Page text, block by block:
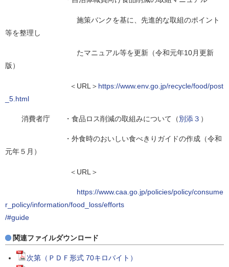
施策バンクを基に、先進的な取組のポイント
等を整理し
たマニュアル等を更新（令和元年10月更新
版）
＜URL＞ https://www.env.go.jp/recycle/food/post
_5.html
消費者庁 ・食品ロス削減の取組みについて（別添３ ）
・外食時のおいしい食べきりガイドの作成（令和
元年５月）
＜URL＞
https://www.caa.go.jp/policies/policy/consume
r_policy/information/food_loss/efforts
/#guide
関連ファイルダウンロード
次第（ＰＤＦ形式 70キロバイト）